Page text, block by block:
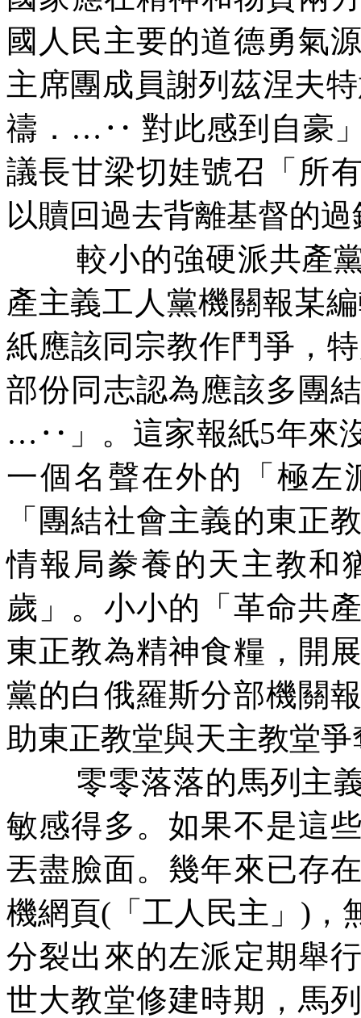
國人民主要的道德勇氣
主席團成員謝列茲涅夫
禱．…‥ 對此感到自豪
議長甘梁切娃號召「所
以贖回過去背離基督的
較小的強硬派共產
產主義工人黨機關報某
紙應該同宗教作鬥爭，
部份同志認為應該多團
…‥」。這家報紙5年來
一個名聲在外的「極左
「團結社會主義的東正
情報局豢養的天主教
歲」。小小的「革命共
東正教為精神食糧，開
黨的白俄羅斯分部機關
助東正教堂與天主教堂
零零落落的馬列主
敏感得多。如果不是這
丟盡臉面。幾年來已存
機網頁( 「工人民主」 )
分裂出來的左派定期舉
世大教堂修建時期，馬